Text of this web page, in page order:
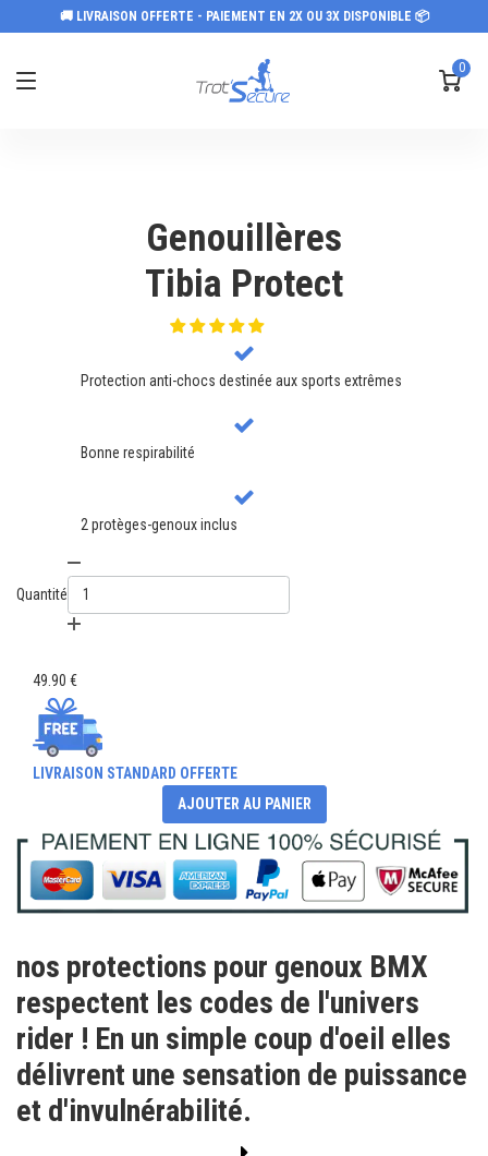
🚚 LIVRAISON OFFERTE - PAIEMENT EN 2X OU 3X DISPONIBLE 📦
0
Genouillères
Tibia Protect
Protection anti-chocs destinée aux sports extrêmes
Bonne respirabilité
2 protèges-genoux inclus
Quantité
49.90 €
LIVRAISON STANDARD OFFERTE
AJOUTER AU PANIER
nos protections pour genoux BMX
respectent les codes de l'univers
rider ! En un simple coup d'oeil elles
délivrent une sensation de puissance
et d'invulnérabilité.